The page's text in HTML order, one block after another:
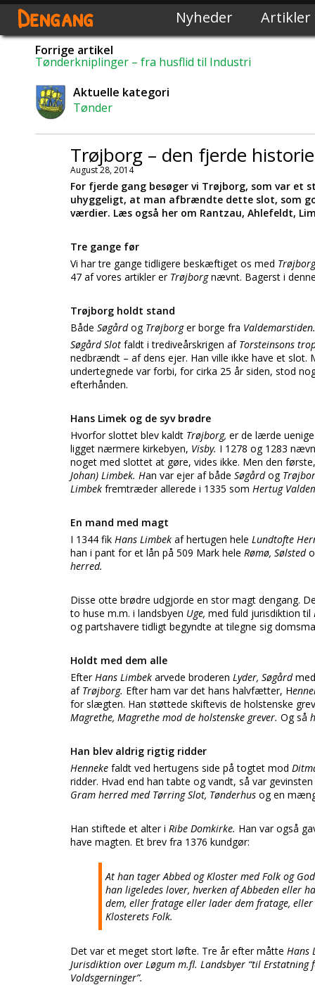
Dengang Nyheder Artikler
Forrige artikel
Tønderkniplinger – fra husflid til Industri
Aktuelle kategori
Tønder
Trøjborg – den fjerde historie
August 28, 2014
For fjerde gang besøger vi Trøjborg, som var
uhyggeligt, at man afbrændte dette slot, som
værdier. Læs også her om Rantzau, Ahlefeldt,
Tre gange før
Vi har tre gange tidligere beskæftiget os med
47 af vores artikler er Trøjborgnævnt. Bagerst i
Trøjborg holdt stand
Både Søgårdog Trøjborger borge fra
Søgård Slot faldt i trediveårskrigen af Torsteinsons
nedbrændt – af dens ejer. Han ville ikke have et slot.
undertegnede var forbi, for cirka 25 år siden, stod
efterhånden.
Hans Limek og de syv brødre
Hvorfor slottet blev kaldt Trøjborg, er de lærde
ligget nærmere kirkebyen, Visby. I 1278 og 1283
noget med slottet at gøre, vides ikke. Men den
Johan) Limbek. Han var ejer af både Søgårdog
Limbek fremtræder allerede i 1335 som Hertug
En mand med magt
I 1344 fik Hans Limbek af hertugen hele Lundtofte
han i pant for et lån på 509 Mark hele Rømø, Sølsted
herred.
Disse otte brødre udgjorde en stor magt dengang.
to huse m.m. i landsbyen Uge, med fuld jurisdiktion til
og partshavere tidligt begyndte at tilegne sig
Holdt med dem alle
EfterHans Limbek arvede broderen Lyder, Søgård
af Trøjborg. Efter ham var det hans halvfætter, H
for slægten. Han støttede skiftevis de holstenske
Magrethe, Magrethe mod de holstenske grever. Og så
Han blev aldrig rigtig ridder
Henneke faldt ved hertugens side på togtet mod
ridder. Hvad end han tabte og vandt, så var
Gram herred med Tørring Slot, Tønderhus og en
Han stiftede et alter i Ribe Domkirke. Han var også
have magten. Et brev fra 1376 kundgør:
At han tager Abbed og Kloster med Folk og
han ligeledes lover, hverken af Abbeden eller
dem, eller fratage eller lader dem fratage,
Klosterets Folk.
Det var et meget stort løfte. Tre år efter måtte Hans
Jurisdiktion over Løgum m.fl. Landsbyer “til
Voldsgerninger”.